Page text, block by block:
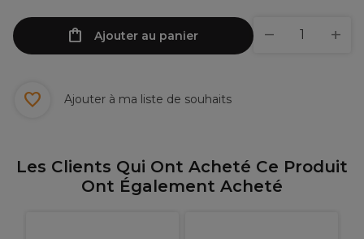
Ajouter au panier
Ajouter à ma liste de souhaits
Les Clients Qui Ont Acheté Ce Produit
Ont Également Acheté